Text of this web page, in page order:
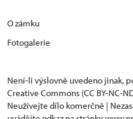
O zámku
Fotogalerie
Není-li výslovně uvedeno jinak,
Creative Commons (CC BY-NC-
Neužívejte dílo komerčně |